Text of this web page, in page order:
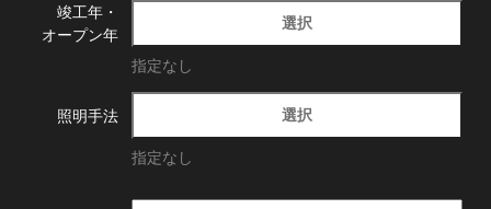
竣工年・
オープン年
選択
指定なし
照明手法 選択
指定なし